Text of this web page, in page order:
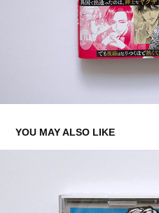
YOU MAY ALSO LIKE